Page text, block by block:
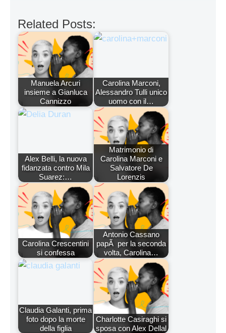
Related Posts:
Manuela Arcuri
insieme a Gianluca
Cannizzo
Carolina Marconi,
Alessandro Tulli unico
uomo con il…
Alex Belli, la nuova
fidanzata contro Mila
Suarez:…
Matrimonio di
Carolina Marconi e
Salvatore De
Lorenzis
Carolina Crescentini
si confessa
Antonio Cassano
papÃ per la seconda
volta, Carolina…
Claudia Galanti, prima
foto dopo la morte
della figlia
Charlotte Casiraghi si
sposa con Alex Dellal